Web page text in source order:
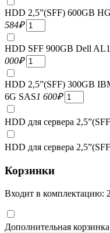
HDD 2,5”(SFF) 600GB
584₽
HDD SFF 900GB Dell
000₽
HDD 2,5”(SFF) 300GB
6G SAS1 600₽
HDD для сервера
HDD для сервера
Корзинки
Входит в комплектацию:
Дополнительная